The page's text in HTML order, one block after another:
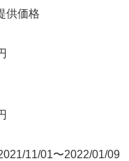
供価格
11/01〜2022/01/09